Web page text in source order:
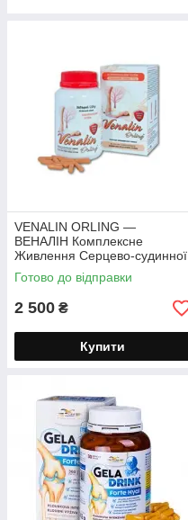
VENALIN ORLING —
ВЕНАЛІН Комплексне
Живлення Серцево-судинної
Системи 360 капсул
Готово до відправки
2 500 ₴
Купити